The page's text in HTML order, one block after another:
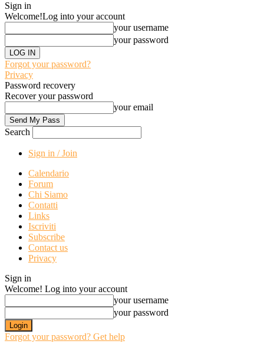
Sign in
Welcome!Log into your account
your username
your password
Forgot your password?
Privacy
Password recovery
Recover your password
your email
Search
Sign in / Join
Calendario
Forum
Chi Siamo
Contatti
Links
Iscriviti
Subscribe
Contact us
Privacy
Sign in
Welcome! Log into your account
your username
your password
Forgot your password? Get help